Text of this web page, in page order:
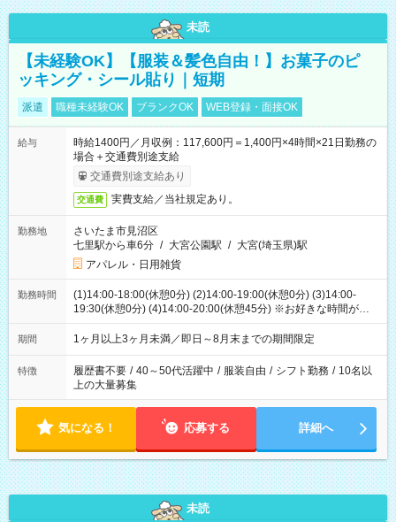
未読
【未経験OK】【服装＆髪色自由！】お菓子のピ
ッキング・シール貼り｜短期
派遣 職種未経験OK ブランクOK WEB登録・面接OK
給与
時給1400円／月収例：117,600円＝1,400円×4時間×21日勤務の
場合＋交通費別途支給
交通費別途支給あり
交通費 実費支給／当社規定あり。
勤務地
さいたま市見沼区
七里駅から車6分 / 大宮公園駅 / 大宮(埼玉県)駅
アパレル・日用雑貨
勤務時間
(1)14:00-18:00(休憩0分) (2)14:00-19:00(休憩0分) (3)14:00-
19:30(休憩0分) (4)14:00-20:00(休憩45分) ※お好きな時間が選べ
ます
期間 1ヶ月以上3ヶ月未満／即日～8月末までの期間限定
特徴 履歴書不要 / 40～50代活躍中 / 服装自由 / シフト勤務 / 10名以
上の大量募集
気になる！ 応募する 詳細へ
未読